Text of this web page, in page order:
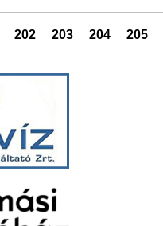
202 203 204 205